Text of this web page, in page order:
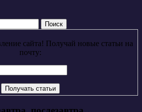
сайта! Получай новые статьи на
почту: